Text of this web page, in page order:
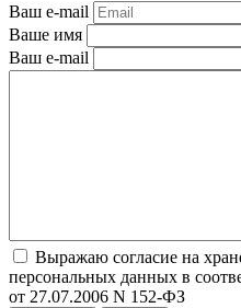
Ваш e-mail
Ваше имя
Ваш e-mail
Выражаю согласие на
персональных данных в
от 27.07.2006 N 152-ФЗ